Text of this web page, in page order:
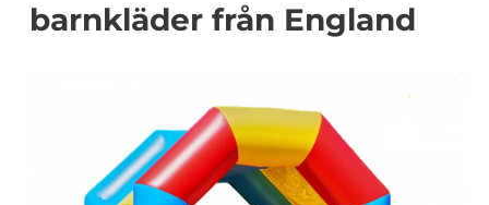
barnkläder från England